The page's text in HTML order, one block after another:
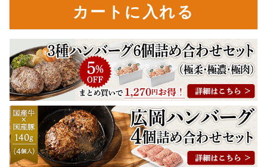
カートに入れる